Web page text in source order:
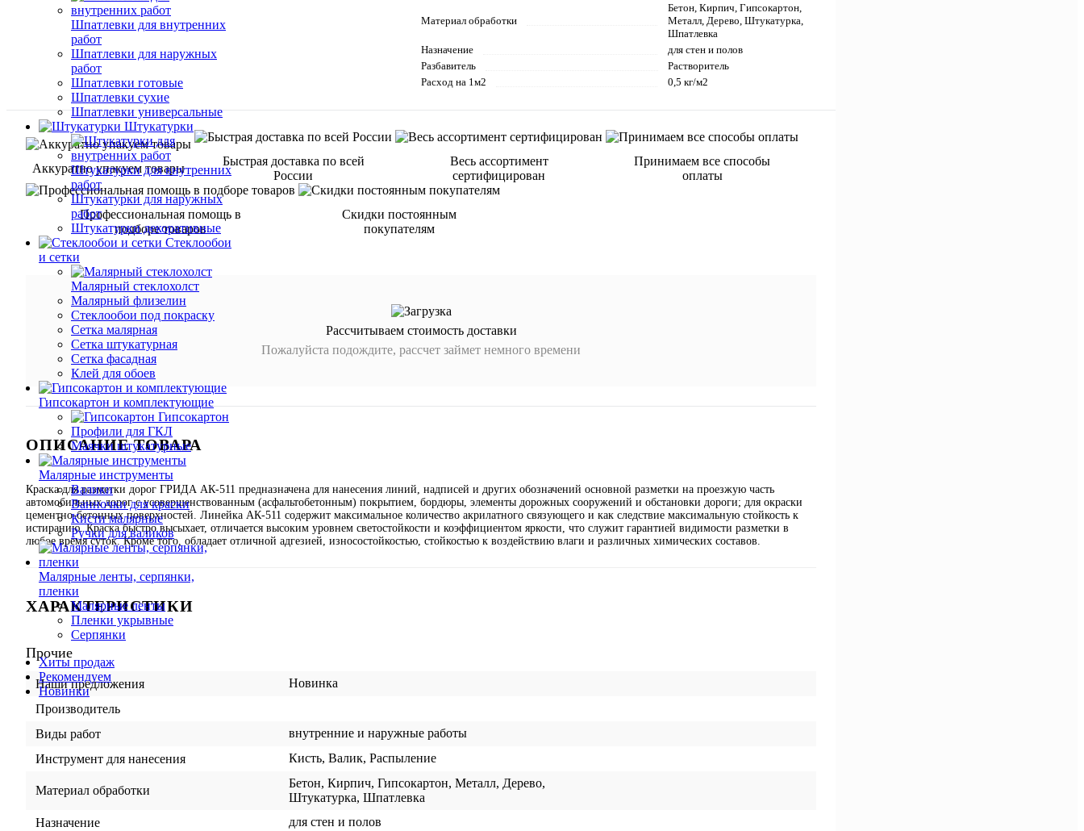
Шпатлевки для внутренних
работ
Шпатлевки для наружных
работ
Шпатлевки готовые
Шпатлевки сухие
Шпатлевки универсальные
Штукатурки
Штукатурки для внутренних
работ
Штукатурки для наружных
работ
Штукатурки декоративные
Стеклообои
и сетки
Малярный стеклохолст
Малярный флизелин
Стеклообои под покраску
Сетка малярная
Сетка штукатурная
Сетка фасадная
Клей для обоев
Гипсокартон и комплектующие
Гипсокартон
Профили для ГКЛ
Маячки штукатурные
Малярные инструменты
Валики
Ванночки для краски
Кисти малярные
Ручки для валиков
Малярные ленты, серпянки,
пленки
Малярные ленты
Пленки укрывные
Серпянки
Хиты продаж
Рекомендуем
Новинки
Материал обработки
Бетон, Кирпич, Гипсокартон,
Металл, Дерево, Штукатурка,
Шпатлевка
Назначение
для стен и полов
Разбавитель
Растворитель
Расход на 1м2
0,5 кг/м2
Аккуратно упакуем товары
Быстрая доставка по всей
России
Весь ассортимент
сертифицирован
Принимаем все способы
оплаты
Профессиональная помощь в
подборе товаров
Скидки постоянным
покупателям
Рассчитываем стоимость доставки
Пожалуйста подождите, рассчет займет немного времени
ОПИСАНИЕ ТОВАРА
Краска для разметки дорог ГРИДА АК-511 предназначена для нанесения линий, надписей и других обозначений основной разметки на проезжую часть
автомобильных дорог с усовершенствованным (асфальтобетонным) покрытием, бордюры, элементы дорожных сооружений и обстановки дороги; для окраски
цементно-бетонных поверхностей. Линейка АК-511 содержит максимальное количество акрилатного связующего и как следствие максимальную стойкость к
истиранию. Краска быстро высыхает, отличается высоким уровнем светостойкости и коэффициентом яркости, что служит гарантией видимости разметки в
любое время суток. Кроме того, обладает отличной адгезией, износостойкостью, стойкостью к воздействию влаги и различных химических составов.
ХАРАКТЕРИСТИКИ
Прочие
Наши предложения
Новинка
Производитель
Виды работ
внутренние и наружные работы
Инструмент для нанесения
Кисть, Валик, Распыление
Материал обработки
Бетон, Кирпич, Гипсокартон, Металл, Дерево,
Штукатурка, Шпатлевка
Назначение
для стен и полов